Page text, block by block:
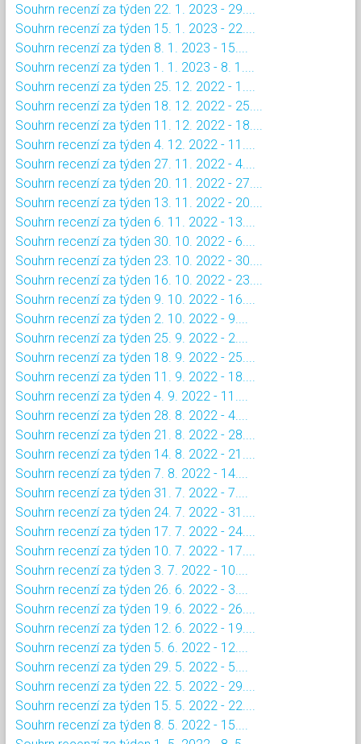
Souhrn recenzí za týden 22. 1. 2023 - 29....
Souhrn recenzí za týden 15. 1. 2023 - 22....
Souhrn recenzí za týden 8. 1. 2023 - 15....
Souhrn recenzí za týden 1. 1. 2023 - 8. 1....
Souhrn recenzí za týden 25. 12. 2022 - 1....
Souhrn recenzí za týden 18. 12. 2022 - 25....
Souhrn recenzí za týden 11. 12. 2022 - 18....
Souhrn recenzí za týden 4. 12. 2022 - 11....
Souhrn recenzí za týden 27. 11. 2022 - 4....
Souhrn recenzí za týden 20. 11. 2022 - 27....
Souhrn recenzí za týden 13. 11. 2022 - 20....
Souhrn recenzí za týden 6. 11. 2022 - 13....
Souhrn recenzí za týden 30. 10. 2022 - 6....
Souhrn recenzí za týden 23. 10. 2022 - 30....
Souhrn recenzí za týden 16. 10. 2022 - 23....
Souhrn recenzí za týden 9. 10. 2022 - 16....
Souhrn recenzí za týden 2. 10. 2022 - 9....
Souhrn recenzí za týden 25. 9. 2022 - 2....
Souhrn recenzí za týden 18. 9. 2022 - 25....
Souhrn recenzí za týden 11. 9. 2022 - 18....
Souhrn recenzí za týden 4. 9. 2022 - 11....
Souhrn recenzí za týden 28. 8. 2022 - 4....
Souhrn recenzí za týden 21. 8. 2022 - 28....
Souhrn recenzí za týden 14. 8. 2022 - 21....
Souhrn recenzí za týden 7. 8. 2022 - 14....
Souhrn recenzí za týden 31. 7. 2022 - 7....
Souhrn recenzí za týden 24. 7. 2022 - 31....
Souhrn recenzí za týden 17. 7. 2022 - 24....
Souhrn recenzí za týden 10. 7. 2022 - 17....
Souhrn recenzí za týden 3. 7. 2022 - 10....
Souhrn recenzí za týden 26. 6. 2022 - 3....
Souhrn recenzí za týden 19. 6. 2022 - 26....
Souhrn recenzí za týden 12. 6. 2022 - 19....
Souhrn recenzí za týden 5. 6. 2022 - 12....
Souhrn recenzí za týden 29. 5. 2022 - 5....
Souhrn recenzí za týden 22. 5. 2022 - 29....
Souhrn recenzí za týden 15. 5. 2022 - 22....
Souhrn recenzí za týden 8. 5. 2022 - 15....